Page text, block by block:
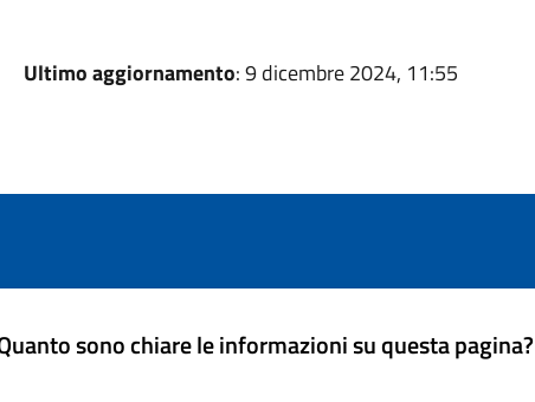
Ultimo aggiornamento: 9 dicembre 2024, 11:55
sono chiare le informazioni su questa pagina?